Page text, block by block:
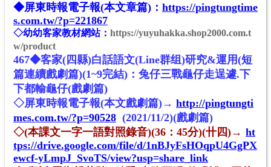
◆屏東時報電子報(本文章篇)： https://pingtungtime
s.com.tw/?p=221867
◇幼幼客家教材網站： https://yuyuhakka.shop2000.com.t
w/product
467◆客家(四縣)白話語文(Line群组)研究&運用(短
篇連續戲劇篇)(1~9完結)：兔仔三戰龜仔走逞遽.下
下都輸龜仔(戲劇篇)
◇屏東時報電子報(本文戲劇篇)→ http://pingtungti
mes.com.tw/?p=90528 (2021/11/2)(戲劇篇)
◇(本課文一字一語對照錄音)(36：45分)(卄四)→ ht
tps://drive.google.com/file/d/1nBJyFsHOqpU4GgPX
ewcf-yLmpJ_SvoTS/view?usp=share_link